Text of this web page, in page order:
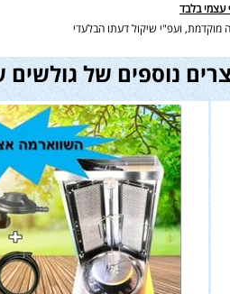
עצמי בלבד
ועפ"י שיקול דעתו הבלעדי
נוספים של גולשים